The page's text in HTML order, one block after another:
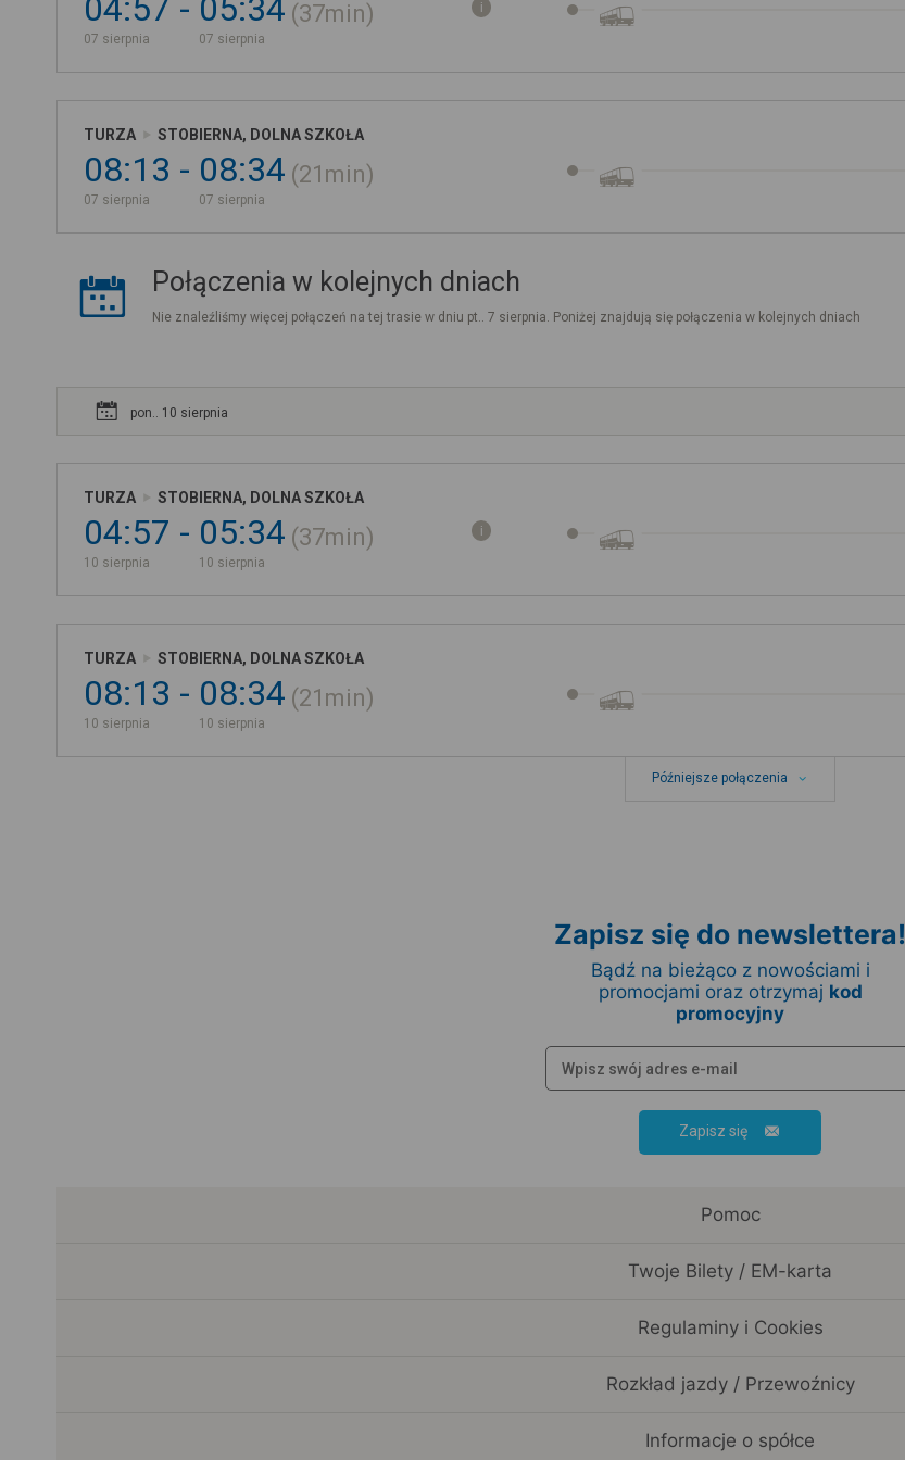
04:57
07 sierpnia
05:34
07 sierpnia
37min
TURZA STOBIERNA, DOLNA SZKOŁA
08:13
07 sierpnia
08:34
07 sierpnia
21min
Połączenia w kolejnych dniach
Nie znaleźliśmy więcej połączeń na tej trasie w dniu pt.. 7 sierpnia. Poniżej znajdują się połączenia w kolejnych dniach
pon.. 10 sierpnia
TURZA STOBIERNA, DOLNA SZKOŁA
04:57
10 sierpnia
05:34
10 sierpnia
37min
TURZA STOBIERNA, DOLNA SZKOŁA
08:13
10 sierpnia
08:34
10 sierpnia
21min
Późniejsze połączenia
Zapisz się do newslettera!
Bądź na bieżąco z nowościami i
promocjami oraz otrzymaj kod
promocyjny
Zapisz się
Pomoc
Twoje Bilety / EM-karta
Regulaminy i Cookies
Rozkład jazdy / Przewoźnicy
Informacje o spółce